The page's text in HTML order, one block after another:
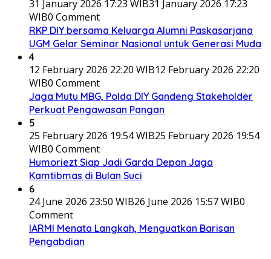
31 January 2026 17:23 WIB31 January 2026 17:23
WIB0 Comment
RKP DIY bersama Keluarga Alumni Paskasarjana
UGM Gelar Seminar Nasional untuk Generasi Muda
4
12 February 2026 22:20 WIB12 February 2026 22:20
WIB0 Comment
Jaga Mutu MBG, Polda DIY Gandeng Stakeholder
Perkuat Pengawasan Pangan
5
25 February 2026 19:54 WIB25 February 2026 19:54
WIB0 Comment
Humoriezt Siap Jadi Garda Depan Jaga
Kamtibmas di Bulan Suci
6
24 June 2026 23:50 WIB26 June 2026 15:57 WIB0
Comment
IARMI Menata Langkah, Menguatkan Barisan
Pengabdian